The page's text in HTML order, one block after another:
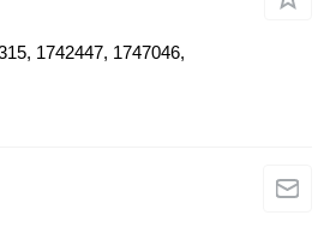
1742447, 1747046,